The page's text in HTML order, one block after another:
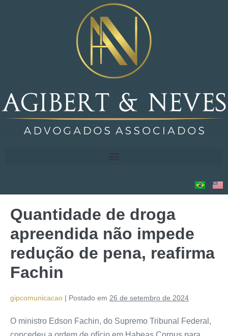
Quantidade de droga
apreendida não impede
redução de pena, reafirma
Fachin
gipcomunicacao | Postado em 26 de setembro de 2024
O ministro Edson Fachin, do Supremo Tribunal Federal,